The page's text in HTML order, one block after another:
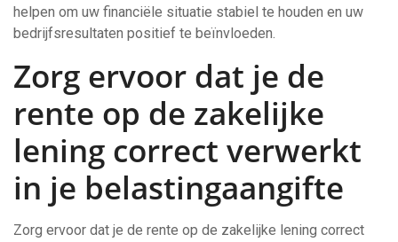
helpen om uw financiële situatie stabiel te houden en uw
bedrijfsresultaten positief te beïnvloeden.
Zorg ervoor dat je de
rente op de zakelijke
lening correct verwerkt
in je belastingaangifte
Zorg ervoor dat je de rente op de zakelijke lening correct